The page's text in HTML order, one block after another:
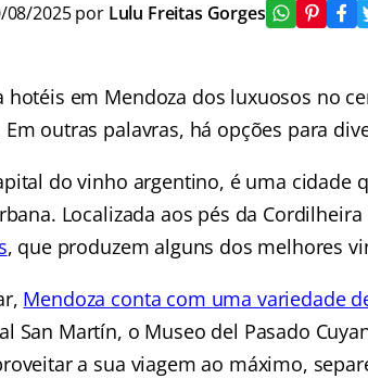
08/2025 por Lulu Freitas Gorges
hotéis em Mendoza dos luxuosos no
outras palavras, há opções para
do vinho argentino, é uma cidade
Localizada aos pés da
, que produzem alguns dos melhores
Mendoza conta com uma variedade
San Martín, o Museo del Pasado
a sua viagem ao máximo,